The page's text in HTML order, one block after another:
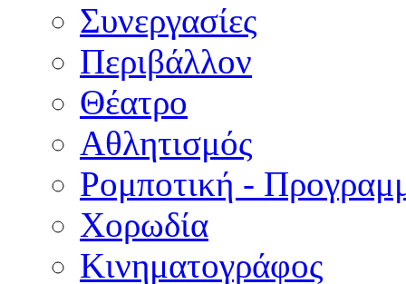
Συνεργασίες
Περιβάλλον
Θέατρο
Αθλητισμός
Ρομποτική -
Χορωδία
Κινηματογράφος